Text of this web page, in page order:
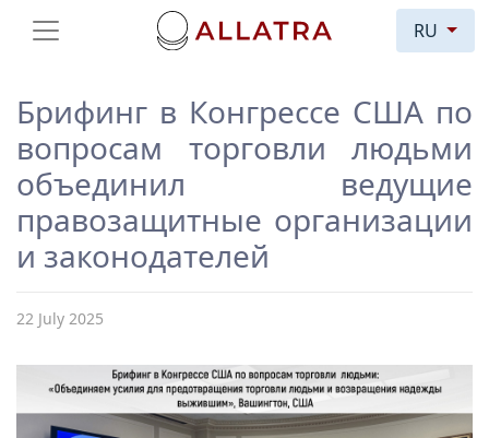
RU
Брифинг в Конгрессе США по
вопросам торговли людьми
объединил ведущие
правозащитные организации
и законодателей
22 July 2025